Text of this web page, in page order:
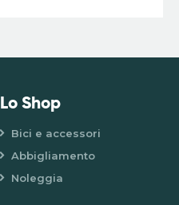
Lo Shop
Bici e accessori
Abbigliamento
Noleggia